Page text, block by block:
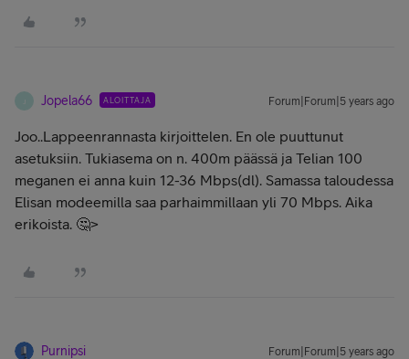
Jopela66 ALOITTAJA Forum|Forum|5 years ago
Joo..Lappeenrannasta kirjoittelen. En ole puuttunut
asetuksiin. Tukiasema on n. 400m päässä ja Telian 100
meganen ei anna kuin 12-36 Mbps(dl). Samassa taloudessa
Elisan modeemilla saa parhaimmillaan yli 70 Mbps. Aika
erikoista. 🤔>
Purnipsi Forum|Forum|5 years ago